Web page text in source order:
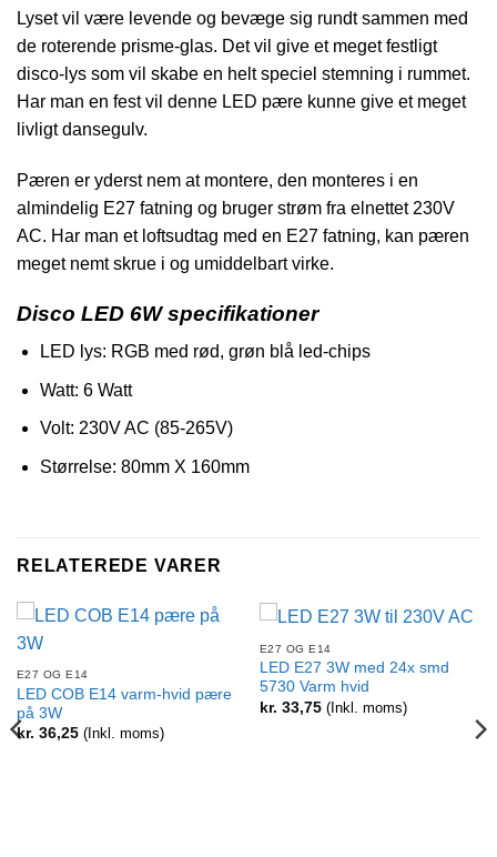
Lyset vil være levende og bevæge sig rundt sammen med
de roterende prisme-glas. Det vil give et meget festligt
disco-lys som vil skabe en helt speciel stemning i rummet.
Har man en fest vil denne LED pære kunne give et meget
livligt dansegulv.
Pæren er yderst nem at montere, den monteres i en
almindelig E27 fatning og bruger strøm fra elnettet 230V
AC. Har man et loftsudtag med en E27 fatning, kan pæren
meget nemt skrue i og umiddelbart virke.
Disco LED 6W specifikationer
LED lys: RGB med rød, grøn blå led-chips
Watt: 6 Watt
Volt: 230V AC (85-265V)
Størrelse: 80mm X 160mm
RELATEREDE VARER
E27 OG E14
LED COB E14 varm-hvid pære
på 3W
kr. 36,25(Inkl. moms)
E27 OG E14
LED E27 3W med 24x smd
5730 Varm hvid
kr. 33,75(Inkl. moms)